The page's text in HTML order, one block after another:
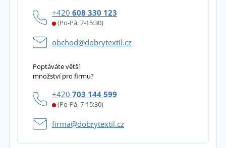
+420 608 330 123
(Po-Pá, 7-15:30)
obchod@dobrytextil.cz
Poptáváte větší
množství pro firmu?
+420 703 144 599
(Po-Pá, 7-15:30)
firma@dobrytextil.cz